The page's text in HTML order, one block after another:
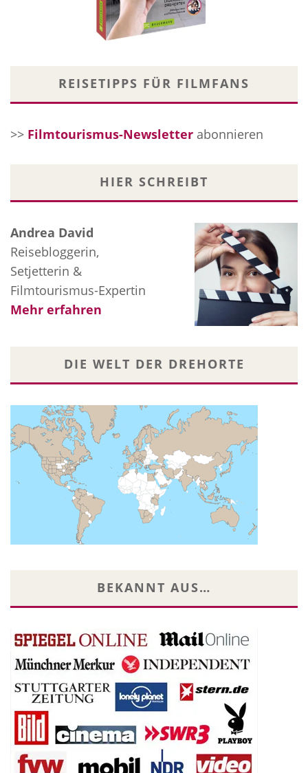
REISETIPPS FÜR FILMFANS
>> Filmtourismus-Newsletter abonnieren
HIER SCHREIBT
Andrea David
Reisebloggerin,
Setjetterin &
Filmtourismus-Expertin
Mehr erfahren
DIE WELT DER DREHORTE
BEKANNT AUS…